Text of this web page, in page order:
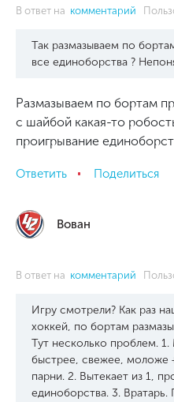
В ответ на комментарий
Так размазываем по
все единоборства ?
Размазываем по бортам
с шайбой какая-то
проигрывание
Ответить Поделиться
Вован
В ответ на комментарий
Игру смотрели? Как раз
хоккей, по бортам
Тут несколько проблем. 1.
быстрее, свежее, моложе
парни. 2. Вытекает из 1,
единоборства. 3. Вратарь.